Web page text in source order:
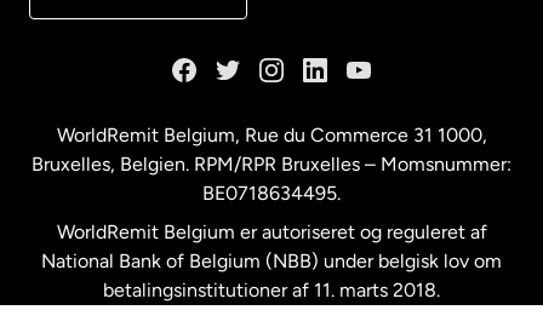
Malaysia
New Zealand
WorldRemit Belgium, Rue du Commerce 31 1000,
Bruxelles, Belgien. RPM/RPR Bruxelles – Momsnummer:
BE0718634495.
WorldRemit Belgium er autoriseret og reguleret af
National Bank of Belgium (NBB) under belgisk lov om
betalingsinstitutioner af 11. marts 2018.